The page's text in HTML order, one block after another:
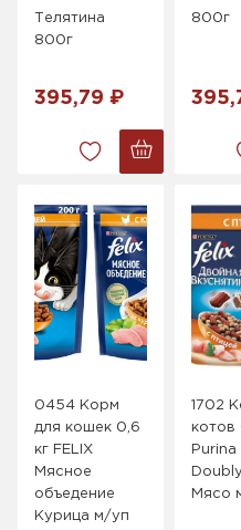
Телятина
800г
395,79 ₽
800г
0454 Корм
для кошек 0,6
кг FELIX
Мясное
объедение
Курица м/уп
1702
котов
Purina
Мясо